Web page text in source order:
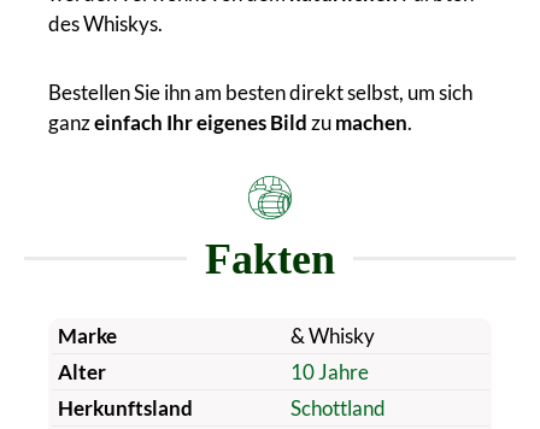
des Whiskys.
Bestellen Sie ihn am besten direkt selbst, um sich
ganzeinfach Ihr eigenes Bildzumachen.
Fakten
Marke
& Whisky
Alter
10 Jahre
Herkunftsland
Schottland